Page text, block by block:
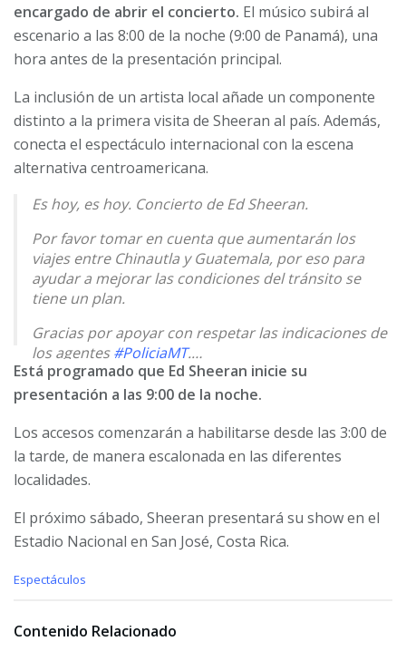
encargado de abrir el concierto. El músico subirá al
escenario a las 8:00 de la noche (9:00 de Panamá), una
hora antes de la presentación principal.
La inclusión de un artista local añade un componente
distinto a la primera visita de Sheeran al país. Además,
conecta el espectáculo internacional con la escena
alternativa centroamericana.
Es hoy, es hoy. Concierto de Ed Sheeran.
Por favor tomar en cuenta que aumentarán los
viajes entre Chinautla y Guatemala, por eso para
ayudar a mejorar las condiciones del tránsito se
tiene un plan.
Gracias por apoyar con respetar las indicaciones de
los agentes#PoliciaMT.…
pic.twitter.com/pNsuHxI1OD
Está programado que Ed Sheeran inicie su
presentación a las 9:00 de la noche.
Los accesos comenzarán a habilitarse desde las 3:00 de
la tarde, de manera escalonada en las diferentes
localidades.
El próximo sábado, Sheeran presentará su show en el
Estadio Nacional en San José, Costa Rica.
C
e
Espectáculos
Contenido Relacionado